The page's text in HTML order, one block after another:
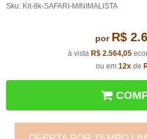
Sku: Kit-8k-SAFARI-MINIMALISTA
por R$
à vista R$ 2.564,05
ou em 12xde